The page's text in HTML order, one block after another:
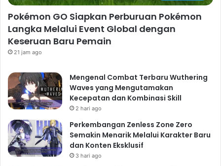
Pokémon GO Siapkan Perburuan Pokémon
Langka Melalui Event Global dengan
Keseruan Baru Pemain
21 jam ago
Mengenal Combat Terbaru Wuthering
Waves yang Mengutamakan
Kecepatan dan Kombinasi Skill
2 hari ago
Perkembangan Zenless Zone Zero
Semakin Menarik Melalui Karakter Baru
dan Konten Eksklusif
3 hari ago